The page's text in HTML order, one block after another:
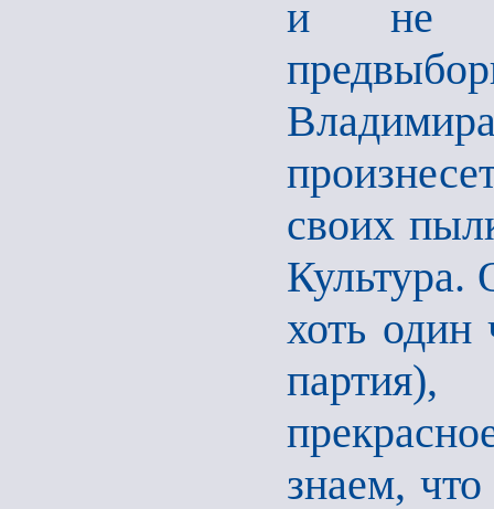
и не
своих
Культура.
хоть один
знаем,